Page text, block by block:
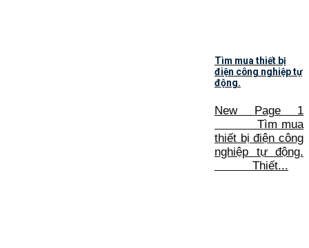
Tìm mua thiết bị
điện công nghiệp tự
động.
New Page 1
Tìm mua
thiết bị điện công
nghiệp tự động.
Thiết...